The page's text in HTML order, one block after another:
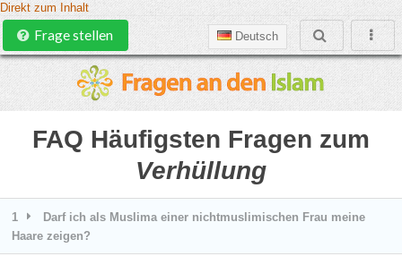
Direkt zum Inhalt
Deutsch
Frage stellen
FAQ Häufigsten Fragen zum
Verhüllung
1
Darf ich als Muslima einer nichtmuslimischen Frau meine
Haare zeigen?